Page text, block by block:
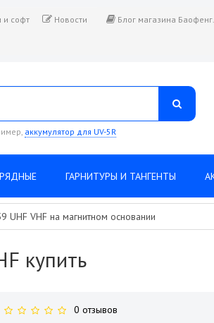
и софт Новости Блог магазина
аккумулятор для UV-5R
ГАРНИТУРЫ И ТАНГЕНТЫ
UHF VHF на магнитном основании
купить
0 отзывов